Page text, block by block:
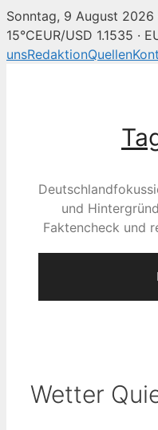
Sonntag, 9 August 2026
15°CEUR/USD 1.1535 ·
unsRedaktionQuellen
und
Faktencheck und
Wetter